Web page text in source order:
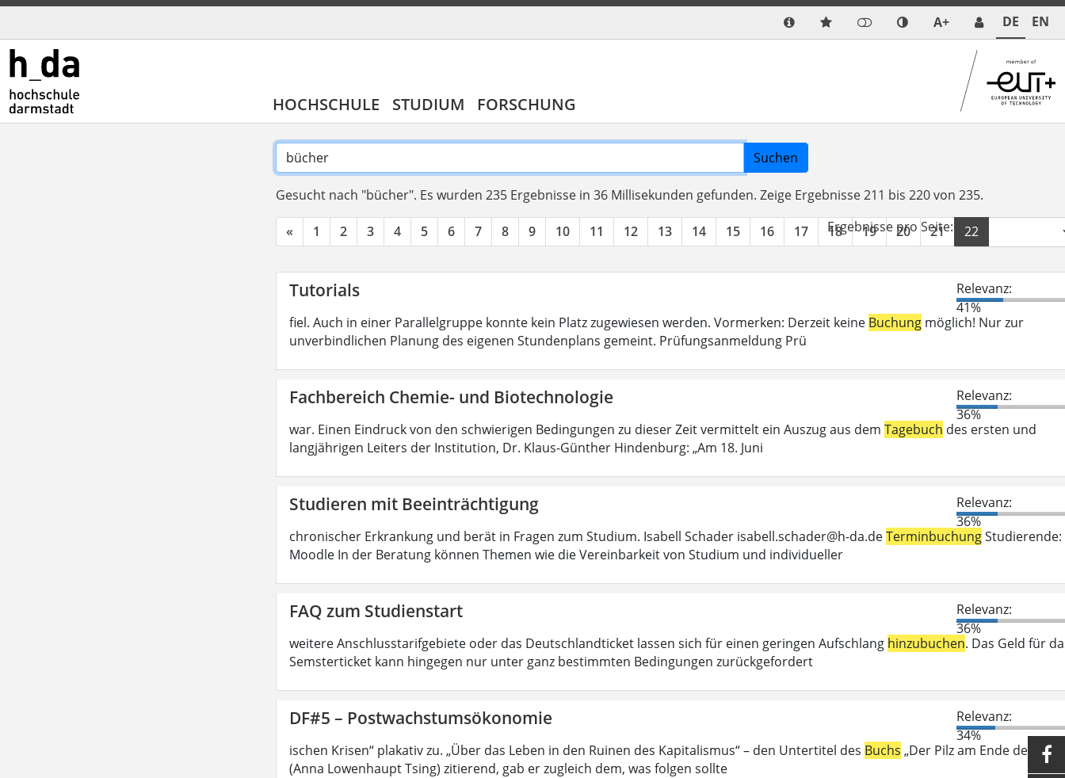
A+ DE EN
HOCHSCHULE STUDIUM FORSCHUNG
Suchen
Gesucht nach "bücher". Es wurden 235 Ergebnisse in 36 Millisekunden gefunden. Zeige Ergebnisse 211 bis 220 von 235.
« 1 2 3 4 5 6 7 8 9 10 11 12 13 14 15 16 17 18 19 20 21 22
Ergebnisse pro Seite:
Tutorials
Relevanz:
41%
fiel. Auch in einer Parallelgruppe konnte kein Platz zugewiesen werden. Vormerken: Derzeit keine Buchung möglich! Nur zur
unverbindlichen Planung des eigenen Stundenplans gemeint. Prüfungsanmeldung Prü
Fachbereich Chemie- und Biotechnologie
Relevanz:
36%
war. Einen Eindruck von den schwierigen Bedingungen zu dieser Zeit vermittelt ein Auszug aus dem Tagebuch des ersten und
langjährigen Leiters der Institution, Dr. Klaus-Günther Hindenburg: „Am 18. Juni
Studieren mit Beeinträchtigung
Relevanz:
36%
chronischer Erkrankung und berät in Fragen zum Studium. Isabell Schader isabell.schader@h-da.deTerminbuchungStudierende:
Moodle In der Beratung können Themen wie die Vereinbarkeit von Studium und individueller
FAQ zum Studienstart
Relevanz:
36%
weitere Anschlusstarifgebiete oder das Deutschlandticket lassen sich für einen geringen Aufschlang hinzubuchen. Das Geld für
Semsterticket kann hingegen nur unter ganz bestimmten Bedingungen zurückgefordert
DF#5 – Postwachstumsökonomie
Relevanz:
34%
ischen Krisen“ plakativ zu. „Über das Leben in den Ruinen des Kapitalismus“ – den Untertitel des Buchs „Der Pilz am Ende der
(Anna Lowenhaupt Tsing) zitierend, gab er zugleich dem, was folgen sollte
